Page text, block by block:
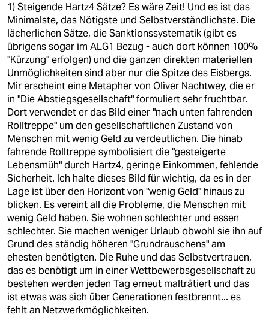
1) Steigende Hartz4 Sätze? Es wäre Zeit! Und es ist das
Minimalste, das Nötigste und Selbstverständlichste. Die
lächerlichen Sätze, die Sanktionssystematik (gibt es
übrigens sogar im ALG1 Bezug - auch dort können 100%
"Kürzung" erfolgen) und die ganzen direkten materiellen
Unmöglichkeiten sind aber nur die Spitze des Eisbergs.
Mir erscheint eine Metapher von Oliver Nachtwey, die er
in "Die Abstiegsgesellschaft" formuliert sehr fruchtbar.
Dort verwendet er das Bild einer "nach unten fahrenden
Rolltreppe" um den gesellschaftlichen Zustand von
Menschen mit wenig Geld zu verdeutlichen. Die hinab
fahrende Rolltreppe symbolisiert die "gesteigerte
Lebensmüh" durch Hartz4, geringe Einkommen, fehlende
Sicherheit. Ich halte dieses Bild für wichtig, da es in der
Lage ist über den Horizont von "wenig Geld" hinaus zu
blicken. Es vereint all die Probleme, die Menschen mit
wenig Geld haben. Sie wohnen schlechter und essen
schlechter. Sie machen weniger Urlaub obwohl sie ihn auf
Grund des ständig höheren "Grundrauschens" am
ehesten benötigten. Die Ruhe und das Selbstvertrauen,
das es benötigt um in einer Wettbewerbsgesellschaft zu
bestehen werden jeden Tag erneut malträtiert und das
ist etwas was sich über Generationen festbrennt... es
fehlt an Netzwerkmöglichkeiten.